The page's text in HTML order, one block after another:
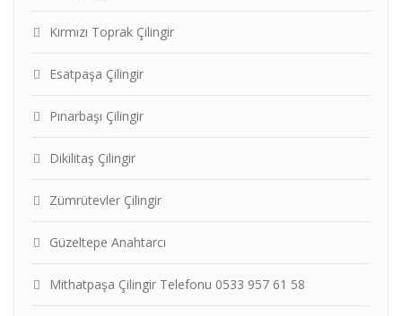
Kırmızı Toprak Çilingir
Esatpaşa Çilingir
Pınarbaşı Çilingir
Dikilitaş Çilingir
Zümrütevler Çilingir
Güzeltepe Anahtarcı
Mithatpaşa Çilingir Telefonu 0533 957 61 58